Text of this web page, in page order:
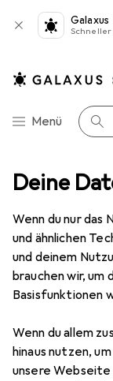
Deine
Wenn du nur
und ähnlichen
und deinem
brauchen wir, um
Basisfunktionen
Wenn du allem
hinaus nutzen,
unsere
Galaxus
Navigation nach
Menü Suche
Veloausrüstung
Zubehör